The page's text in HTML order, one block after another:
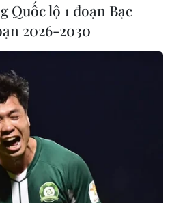
Phát hiện thêm 12
Quốc lộ 1 đoạn Bạc
2026-2030